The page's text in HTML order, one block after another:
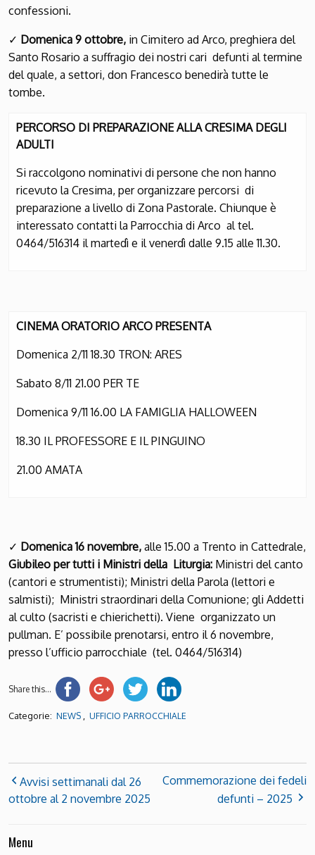
confessioni.
✓ Domenica 9 ottobre, in Cimitero ad Arco, preghiera del
Santo Rosario a suffragio dei nostri cari defunti al termine
del quale, a settori, don Francesco benedirà tutte le
tombe.
PERCORSO DI PREPARAZIONE ALLA CRESIMA DEGLI
ADULTI
Si raccolgono nominativi di persone che non hanno
ricevuto la Cresima, per organizzare percorsi di
preparazione a livello di Zona Pastorale. Chiunque è
interessato contatti la Parrocchia di Arco al tel.
0464/516314 il martedì e il venerdì dalle 9.15 alle 11.30.
CINEMA ORATORIO ARCO PRESENTA
Domenica 2/11 18.30 TRON: ARES
Sabato 8/11 21.00 PER TE
Domenica 9/11 16.00 LA FAMIGLIA HALLOWEEN
18.30 IL PROFESSORE E IL PINGUINO
21.00 AMATA
✓ Domenica 16 novembre, alle 15.00 a Trento in Cattedrale,
Giubileo per tutti i Ministri della Liturgia: Ministri del canto
(cantori e strumentisti); Ministri della Parola (lettori e
salmisti); Ministri straordinari della Comunione; gli Addetti
al culto (sacristi e chierichetti). Viene organizzato un
pullman. E’ possibile prenotarsi, entro il 6 novembre,
presso l’ufficio parrocchiale (tel. 0464/516314)
Share this...
Categorie: NEWS , UFFICIO PARROCCHIALE
Avvisi settimanali dal 26
ottobre al 2 novembre 2025
Commemorazione dei fedeli
defunti – 2025
Menu